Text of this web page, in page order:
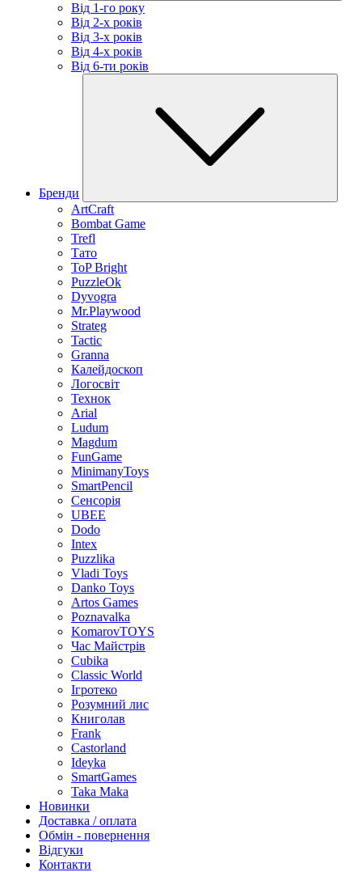
Від 1-го року
Від 2-х років
Від 3-х років
Від 4-х років
Від 6-ти років
Бренди
ArtCraft
Bombat Game
Trefl
Тато
ToP Bright
PuzzleOk
Dyvogra
Mr.Playwood
Strateg
Tactic
Granna
Калейдоскоп
Логосвіт
Технок
Arial
Ludum
Magdum
FunGame
MinimanyToys
SmartPencil
Сенсорія
UBEE
Dodo
Intex
Puzzlika
Vladi Toys
Danko Toys
Artos Games
Poznavalka
KomarovTOYS
Час Майстрів
Cubika
Classic World
Ігротеко
Розумний лис
Книголав
Frank
Castorland
Ideyka
SmartGames
Taka Maka
Новинки
Доставка / оплата
Обмін - повернення
Відгуки
Контакти